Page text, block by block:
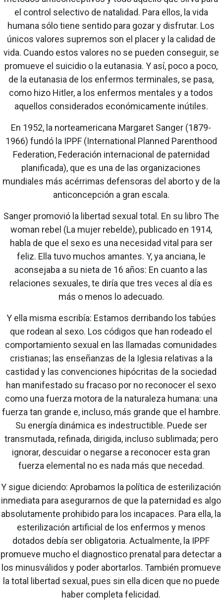
el control selectivo de natalidad. Para ellos, la vida
humana sólo tiene sentido para gozar y disfrutar. Los
únicos valores supremos son el placer y la calidad de
vida. Cuando estos valores no se pueden conseguir, se
promueve el suicidio o la eutanasia. Y así, poco a poco,
de la eutanasia de los enfermos terminales, se pasa,
como hizo Hitler, a los enfermos mentales y a todos
aquellos considerados económicamente inútiles.
En 1952, la norteamericana Margaret Sanger (1879-
1966) fundó la IPPF (International Planned Parenthood
Federation, Federación internacional de paternidad
planificada), que es una de las organizaciones
mundiales más acérrimas defensoras del aborto y de la
anticoncepción a gran escala.
Sanger promovió la libertad sexual total. En su libro The
woman rebel (La mujer rebelde), publicado en 1914,
habla de que el sexo es una necesidad vital para ser
feliz. Ella tuvo muchos amantes. Y, ya anciana, le
aconsejaba a su nieta de 16 años: En cuanto a las
relaciones sexuales, te diría que tres veces al día es
más o menos lo adecuado.
Y ella misma escribía: Estamos derribando los tabúes
que rodean al sexo. Los códigos que han rodeado el
comportamiento sexual en las llamadas comunidades
cristianas; las enseñanzas de la Iglesia relativas a la
castidad y las convenciones hipócritas de la sociedad
han manifestado su fracaso por no reconocer el sexo
como una fuerza motora de la naturaleza humana: una
fuerza tan grande e, incluso, más grande que el hambre.
Su energía dinámica es indestructible. Puede ser
transmutada, refinada, dirigida, incluso sublimada; pero
ignorar, descuidar o negarse a reconocer esta gran
fuerza elemental no es nada más que necedad.
Y sigue diciendo: Aprobamos la política de esterilización
inmediata para asegurarnos de que la paternidad es algo
absolutamente prohibido para los incapaces. Para ella, la
esterilización artificial de los enfermos y menos
dotados debía ser obligatoria. Actualmente, la IPPF
promueve mucho el diagnostico prenatal para detectar a
los minusválidos y poder abortarlos. También promueve
la total libertad sexual, pues sin ella dicen que no puede
haber completa felicidad.